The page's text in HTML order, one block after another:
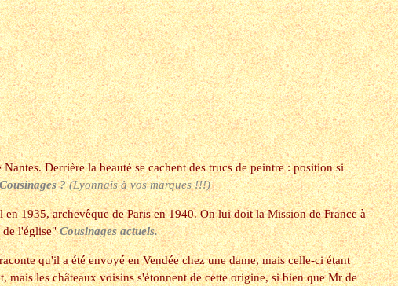
Derrière la beauté se cachent des trucs de peintre : position si
Cousinages ?(Lyonnais à vos marques !!!)
1935, archevêque de Paris en 1940. On lui doit la Mission de France à
de l'église"Cousinages actuels.
qu'il a été envoyé en Vendée chez une dame, mais celle-ci étant
mais les châteaux voisins s'étonnent de cette origine, si bien que Mr de